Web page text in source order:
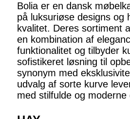
Bolia er en dansk
på luksuriøse designs
kvalitet. Deres sortiment
en kombination af
funktionalitet og tilbyder
sofistikeret løsning til
synonym med
udvalg af sorte kurve
med stilfulde og moderne